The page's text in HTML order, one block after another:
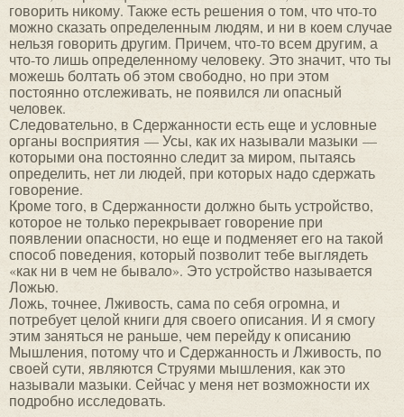
говорить никому. Также есть решения о том, что что-то
можно сказать определенным людям, и ни в коем случае
нельзя говорить другим. Причем, что-то всем другим, а
что-то лишь определенному человеку. Это значит, что ты
можешь болтать об этом свободно, но при этом
постоянно отслеживать, не появился ли опасный
человек.
Следовательно, в Сдержанности есть еще и условные
органы восприятия — Усы, как их называли мазыки —
которыми она постоянно следит за миром, пытаясь
определить, нет ли людей, при которых надо сдержать
говорение.
Кроме того, в Сдержанности должно быть устройство,
которое не только перекрывает говорение при
появлении опасности, но еще и подменяет его на такой
способ поведения, который позволит тебе выглядеть
«как ни в чем не бывало». Это устройство называется
Ложью.
Ложь, точнее, Лживость, сама по себя огромна, и
потребует целой книги для своего описания. И я смогу
этим заняться не раньше, чем перейду к описанию
Мышления, потому что и Сдержанность и Лживость, по
своей сути, являются Струями мышления, как это
называли мазыки. Сейчас у меня нет возможности их
подробно исследовать.